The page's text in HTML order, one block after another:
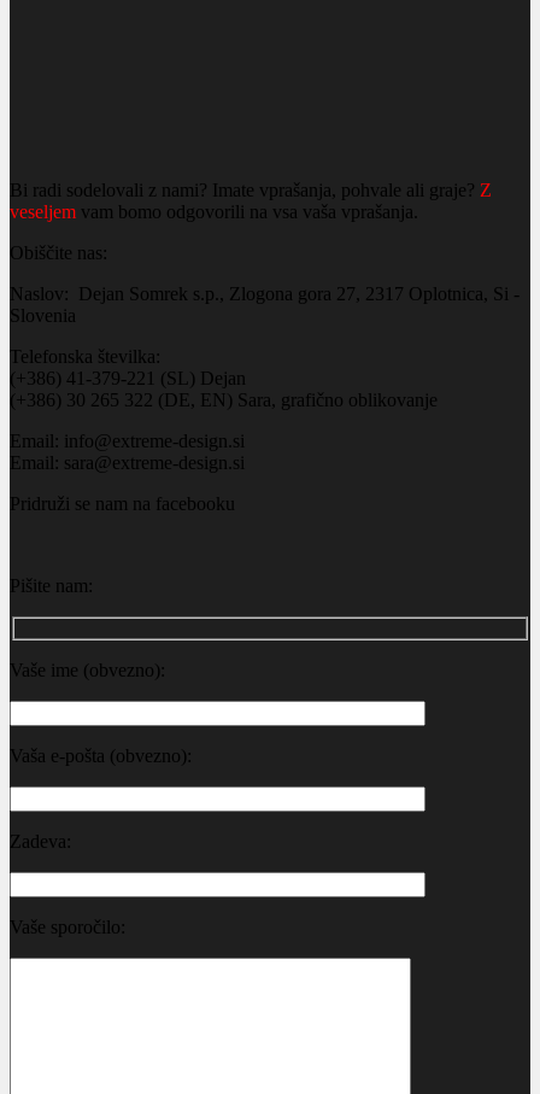
Bi radi sodelovali z nami? Imate vprašanja, pohvale ali graje? Z
veseljem vam bomo odgovorili na vsa vaša vprašanja.
Obiščite nas:
Naslov: Dejan Somrek s.p., Zlogona gora 27, 2317 Oplotnica, Si -
Slovenia
Telefonska številka:
(+386) 41-379-221 (SL) Dejan
(+386) 30 265 322 (DE, EN) Sara, grafično oblikovanje
Email: info@extreme-design.si
Email: sara@extreme-design.si
Pridruži se nam na facebooku
Pišite nam:
Vaše ime (obvezno):
Vaša e-pošta (obvezno):
Zadeva:
Vaše sporočilo: